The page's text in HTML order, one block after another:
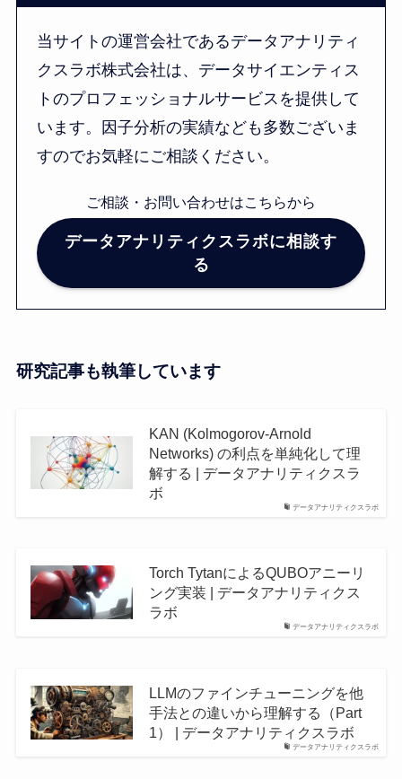
当サイトの運営会社であるデータアナリティ
クスラボ株式会社は、データサイエンティス
トのプロフェッショナルサービスを提供して
います。因子分析の実績なども多数ございま
すのでお気軽にご相談ください。
ご相談・お問い合わせはこちらから
データアナリティクスラボに相談す
る
研究記事も執筆しています
データアナリティクスラボ
KAN (Kolmogorov-Arnold
Networks) の利点を単純化して理
解する | データアナリティクスラ
ボ
データアナリティクスラボ
Torch TytanによるQUBOアニーリ
ング実装 | データアナリティクス
ラボ
データアナリティクスラボ
LLMのファインチューニングを他
手法との違いから理解する（Part
1） | データアナリティクスラボ